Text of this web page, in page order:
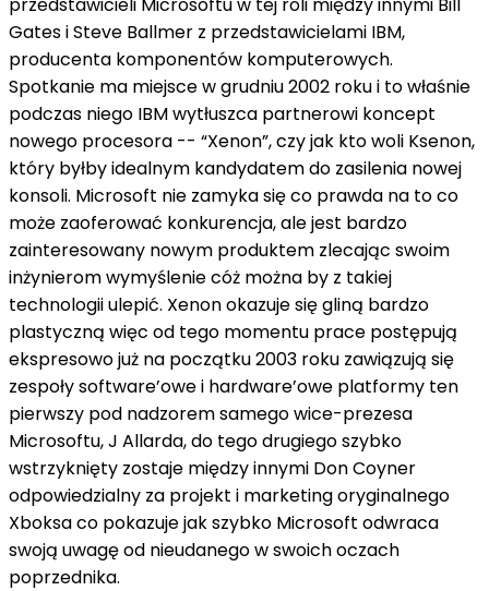
Gates i Steve Ballmer z przedstawicielami IBM,
producenta komponentów komputerowych.
Spotkanie ma miejsce w grudniu 2002 roku i to właśnie
podczas niego IBM wytłuszca partnerowi koncept
nowego procesora -- “Xenon”, czy jak kto woli Ksenon,
który byłby idealnym kandydatem do zasilenia nowej
konsoli. Microsoft nie zamyka się co prawda na to co
może zaoferować konkurencja, ale jest bardzo
zainteresowany nowym produktem zlecając swoim
inżynierom wymyślenie cóż można by z takiej
technologii ulepić. Xenon okazuje się gliną bardzo
plastyczną więc od tego momentu prace postępują
ekspresowo już na początku 2003 roku zawiązują się
zespoły software’owe i hardware’owe platformy ten
pierwszy pod nadzorem samego wice-prezesa
Microsoftu, J Allarda, do tego drugiego szybko
wstrzyknięty zostaje między innymi Don Coyner
odpowiedzialny za projekt i marketing oryginalnego
Xboksa co pokazuje jak szybko Microsoft odwraca
swoją uwagę od nieudanego w swoich oczach
poprzednika.